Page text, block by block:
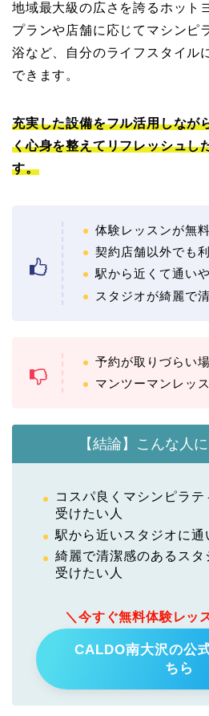
地域最大級の広さを誇るホット
プランや店舗に応じてマシンピ
浴など、自分のライフスタイル
できます。
充実した設備をフル活用しなが
く心身を整えてリフレッシュし
す。
体験レッスンが無
契約店舗以外でも
駅から近くて通い
スタジオが綺麗で
予約が取りづらい
マンツーマンレッ
【結論】こんな人
コスパ良くマシンピラ
受けたい人
駅から近いスタジオに通
綺麗で清潔感のあるスタ
受けたい人
＼今すぐ無料体験レッ
CALDO南大沢の公
ちら